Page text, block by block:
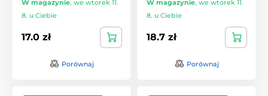
W magazynie, we wtorek 11.
8. u Ciebie
17.0 zł
Porównaj
W magazynie, we wtorek 11.
8. u Ciebie
18.7 zł
Porównaj